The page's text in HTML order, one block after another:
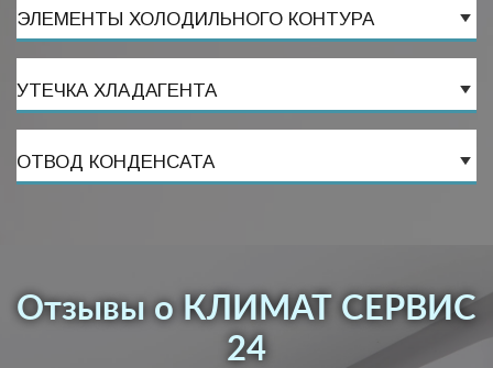
ЭЛЕМЕНТЫ ХОЛОДИЛЬНОГО КОНТУРА
УТЕЧКА ХЛАДАГЕНТА
ОТВОД КОНДЕНСАТА
Отзывы о КЛИМАТ СЕРВИС
24